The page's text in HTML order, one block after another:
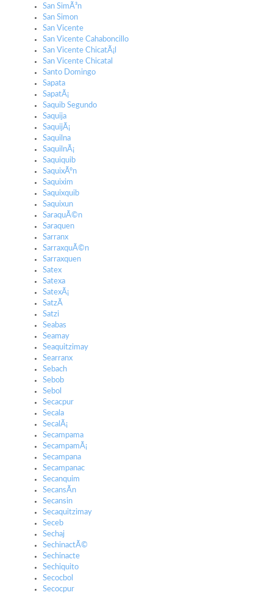
San SimÃ³n
San Simon
San Vicente
San Vicente Cahaboncillo
San Vicente ChicatÃ¡l
San Vicente Chicatal
Santo Domingo
Sapata
SapatÃ¡
Saquib Segundo
Saquija
SaquijÃ¡
Saquilna
SaquilnÃ¡
Saquiquib
SaquixÃºn
Saquixim
Saquixquib
Saquixun
SaraquÃ©n
Saraquen
Sarranx
SarraxquÃ©n
Sarraxquen
Satex
Satexa
SatexÃ¡
SatzÃ­
Satzi
Seabas
Seamay
Seaquitzimay
Searranx
Sebach
Sebob
Sebol
Secacpur
Secala
SecalÃ¡
Secampama
SecampamÃ¡
Secampana
Secampanac
Secanquim
SecansÃ­n
Secansin
Secaquitzimay
Seceb
Sechaj
SechinactÃ©
Sechinacte
Sechiquito
Secocbol
Secocpur